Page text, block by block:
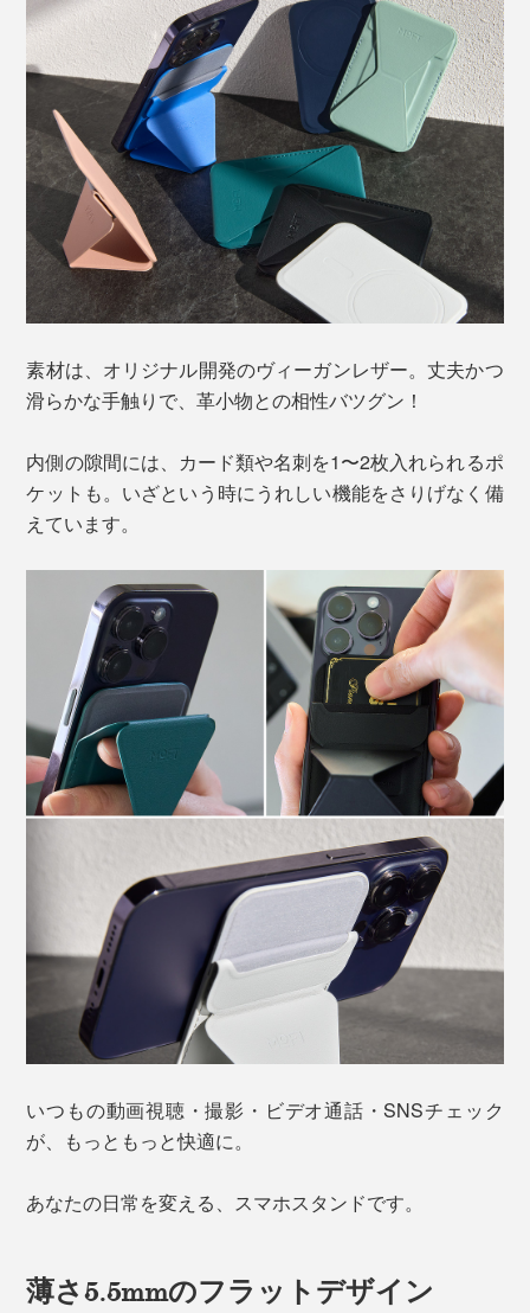
素材は、オリジナル開発のヴィーガンレザー。丈夫かつ
滑らかな手触りで、革小物との相性バツグン！
内側の隙間には、カード類や名刺を1〜2枚入れられるポ
ケットも。いざという時にうれしい機能をさりげなく備
えています。
いつもの動画視聴・撮影・ビデオ通話・SNSチェック
が、もっともっと快適に。
あなたの日常を変える、スマホスタンドです。
薄さ5.5mmのフラットデザイン